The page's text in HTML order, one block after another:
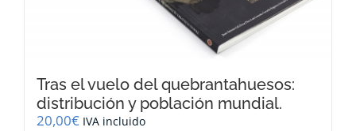
Tras el vuelo del quebrantahuesos:
distribución y población mundial.
20,00€ IVA incluido